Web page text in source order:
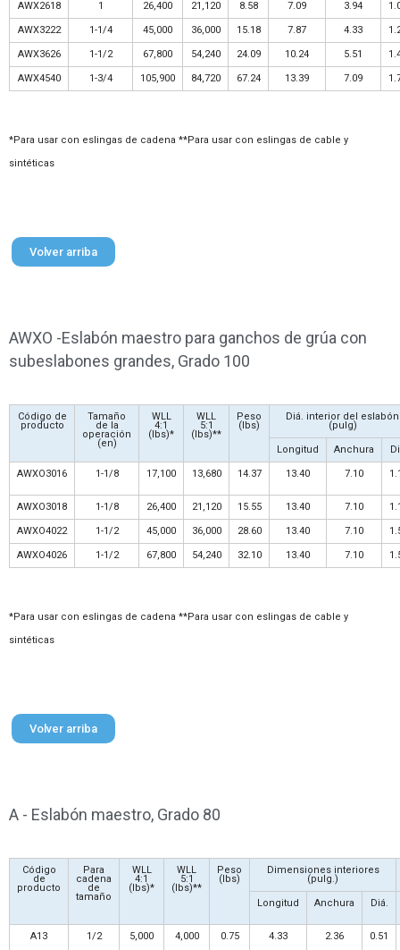
AWX2618 1 26,400 21,120 8.58 7.09 3.94
AWX3222 1-1/4 45,000 36,000 15.18 7.87 4.33
AWX3626 1-1/2 67,800 54,240 24.09 10.24 5.51
AWX4540 1-3/4 105,900 84,720 67.24 13.39 7.09
*Para usar con eslingas de cadena **Para usar con eslingas de cable y
sintéticas
Volver arriba
AWXO -Eslabón maestro para ganchos de grúa con
subeslabones grandes, Grado 100
Código de
producto
Tamaño
de la
operación
(en)
WLL
4:1
(lbs)*
WLL
5:1
(lbs)**
Peso
(lbs)
Diá. interior del eslabón
(pulg)
Longitud Anchura
AWXO3016 1-1/8 17,100 13,680 14.37 13.40 7.10
AWXO3018 1-1/8 26,400 21,120 15.55 13.40 7.10
AWXO4022 1-1/2 45,000 36,000 28.60 13.40 7.10
AWXO4026 1-1/2 67,800 54,240 32.10 13.40 7.10
*Para usar con eslingas de cadena **Para usar con eslingas de cable y
sintéticas
Volver arriba
A - Eslabón maestro, Grado 80
Código
de
producto
Para
cadena
de
tamaño
WLL
4:1
(lbs)*
WLL
5:1
(lbs)**
Peso
(lbs)
Dimensiones interiores
(pulg.)
Longitud Anchura Diá.
A13 1/2 5,000 4,000 0.75 4.33 2.36 0.51